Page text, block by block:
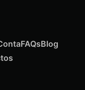
FAQsBlog